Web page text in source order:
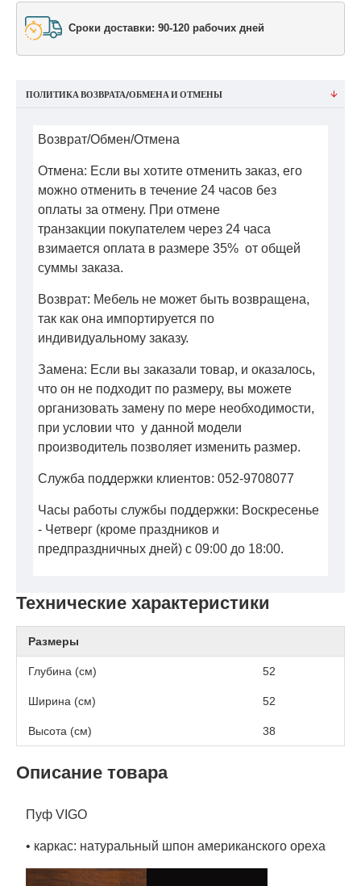
Сроки доставки: 90-120 рабочих дней
Технические характеристики
Размеры
Глубина (см) 52
Ширина (см) 52
Высота (см) 38
Описание товара
Пуф VIGO
• каркас: натуральный шпон американского ореха
ПОЛИТИКА ВОЗВРАТА/ОБМЕНА И ОТМЕНЫ
Возврат/Обмен/Отмена
Отмена: Если вы хотите отменить заказ, его
можно отменить в течение 24 часов без
оплаты за отмену. При отмене
транзакции покупателем через 24 часа
взимается оплата в размере 35% от общей
суммы заказа.
Возврат: Мебель не может быть возвращена,
так как она импортируется по
индивидуальному заказу.
Замена: Если вы заказали товар, и оказалось,
что он не подходит по размеру, вы можете
организовать замену по мере необходимости,
при условии что у данной модели
производитель позволяет изменить размер.
Служба поддержки клиентов: 052-9708077
Часы работы службы поддержки: Воскресенье
- Четверг (кроме праздников и
предпраздничных дней) с 09:00 до 18:00.